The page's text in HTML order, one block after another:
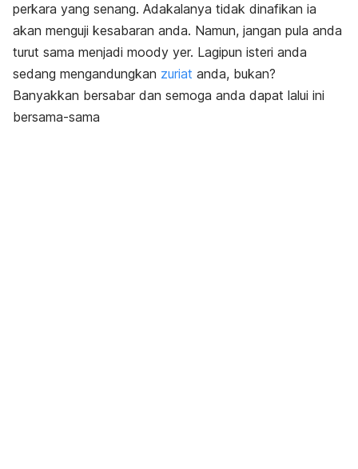
perkara yang senang. Adakalanya tidak dinafikan ia
akan menguji kesabaran anda. Namun, jangan pula anda
turut sama menjadi moody yer. Lagipun isteri anda
sedang mengandungkan zuriat anda, bukan?
Banyakkan bersabar dan semoga anda dapat lalui ini
bersama-sama